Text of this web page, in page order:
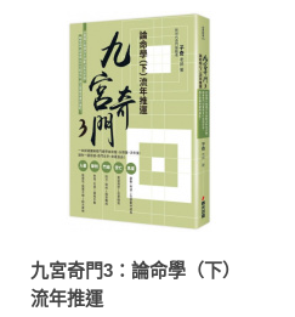
九宮奇門3：論命學（下）
流年推運